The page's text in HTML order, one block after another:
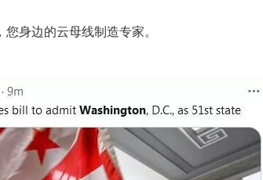
身边的云母线制造专家。